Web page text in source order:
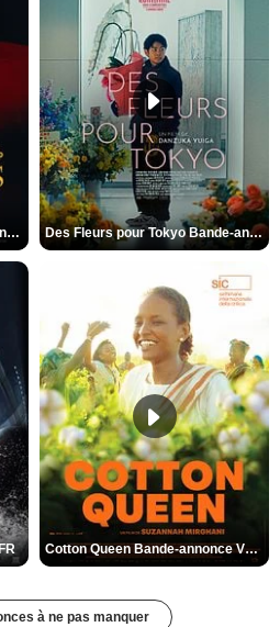
Les Silences de Riyad Bande-annonce VO STFR Des Fleurs pour Tokyo Bande-annonce VO STFR
Cotton Queen Bande-annonce VO STFR
à ne pas manquer